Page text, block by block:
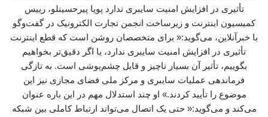
تأثیری در افزایش امنیت سایبری ندارد پویا پیرحسینلو، رییس
کمیسیون اینترنت و زیرساخت انجمن تجارت الکترونیک در گفت‌وگو
با خبرآنلاین، می‌گوید:« برای متخصصان روشن است که قطع اینترنت
تأثیری در افزایش امنیت سایبری ندارد، یا اگر دقیق‌تر بخواهیم
بگوییم، تأثیر آن بسیار ناچیز و قابل چشم‌پوشی است. به تازگی
فرماندهی عملیات سایبری و مرکز ملی فضای مجازی نیز این
موضوع را تأیید کردند.» او چند استدلال مهم در این باره عنوان
می‌کند و می‌گوید:« حتی یک اتصال می‌تواند ارتباط کاملی بین شبکه